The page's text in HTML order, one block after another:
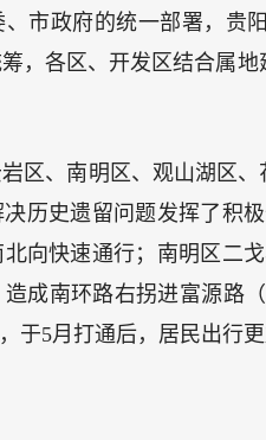
市政府的统一部署，贵
，各区、开发区结合属
区、南明区、观山湖区
历史遗留问题发挥了积
向快速通行；南明区二
成南环路右拐进富源路
于5月打通后，居民出行